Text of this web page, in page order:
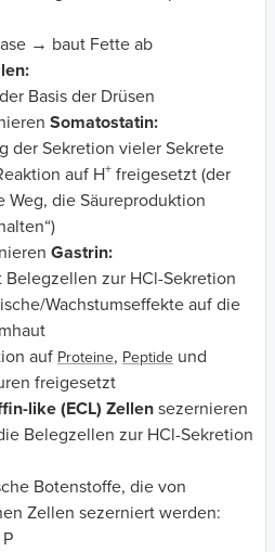
→ baut Fette ab
Basis der Drüsen
Somatostatin:
der Sekretion vieler Sekrete
auf H+ freigesetzt (der
Weg, die Säureproduktion
Gastrin:
Belegzellen zur HCl-Sekretion
Wachstumseffekte auf die
auf Proteine, Peptide und
freigesetzt
like (ECL) Zellen sezernieren
Belegzellen zur HCl-Sekretion
Botenstoffe, die von
Zellen sezerniert werden: